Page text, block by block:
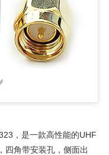
，是一款高性能的UHF
四角带安装孔，侧面出